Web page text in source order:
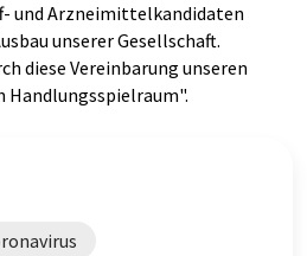
und Arzneimittelkandidaten
unserer Gesellschaft.
diese Vereinbarung unseren